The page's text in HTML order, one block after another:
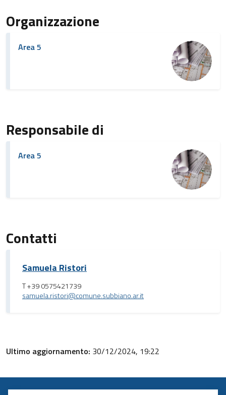
Organizzazione
Area 5
Responsabile di
Area 5
Contatti
Samuela Ristori
T +39 0575421739
samuela.ristori@comune.subbiano.ar.it
Ultimo aggiornamento: 30/12/2024, 19:22